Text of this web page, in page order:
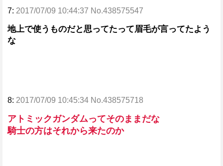
7: 2017/07/09 10:44:37 No.438575547
地上で使うものだと思ってたって眉毛が言ってたよう
な
8: 2017/07/09 10:45:34 No.438575718
アトミックガンダムってそのままだな
騎士の方はそれから来たのか